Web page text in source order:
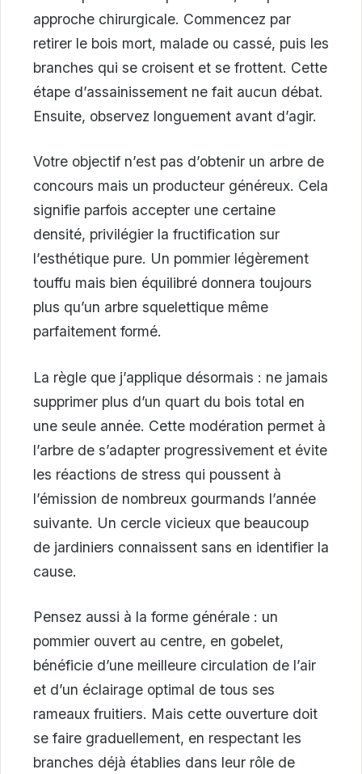
approche chirurgicale. Commencez par
retirer le bois mort, malade ou cassé, puis les
branches qui se croisent et se frottent. Cette
étape d’assainissement ne fait aucun débat.
Ensuite, observez longuement avant d’agir.
Votre objectif n’est pas d’obtenir un arbre de
concours mais un producteur généreux. Cela
signifie parfois accepter une certaine
densité, privilégier la fructification sur
l’esthétique pure. Un pommier légèrement
touffu mais bien équilibré donnera toujours
plus qu’un arbre squelettique même
parfaitement formé.
La règle que j’applique désormais : ne jamais
supprimer plus d’un quart du bois total en
une seule année. Cette modération permet à
l’arbre de s’adapter progressivement et évite
les réactions de stress qui poussent à
l’émission de nombreux gourmands l’année
suivante. Un cercle vicieux que beaucoup
de jardiniers connaissent sans en identifier la
cause.
Pensez aussi à la forme générale : un
pommier ouvert au centre, en gobelet,
bénéficie d’une meilleure circulation de l’air
et d’un éclairage optimal de tous ses
rameaux fruitiers. Mais cette ouverture doit
se faire graduellement, en respectant les
branches déjà établies dans leur rôle de